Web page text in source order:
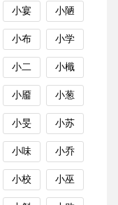
小宴 小陋
小布 小学
小二 小檝
小靥 小葱
小旻 小苏
小味 小乔
小校 小巫